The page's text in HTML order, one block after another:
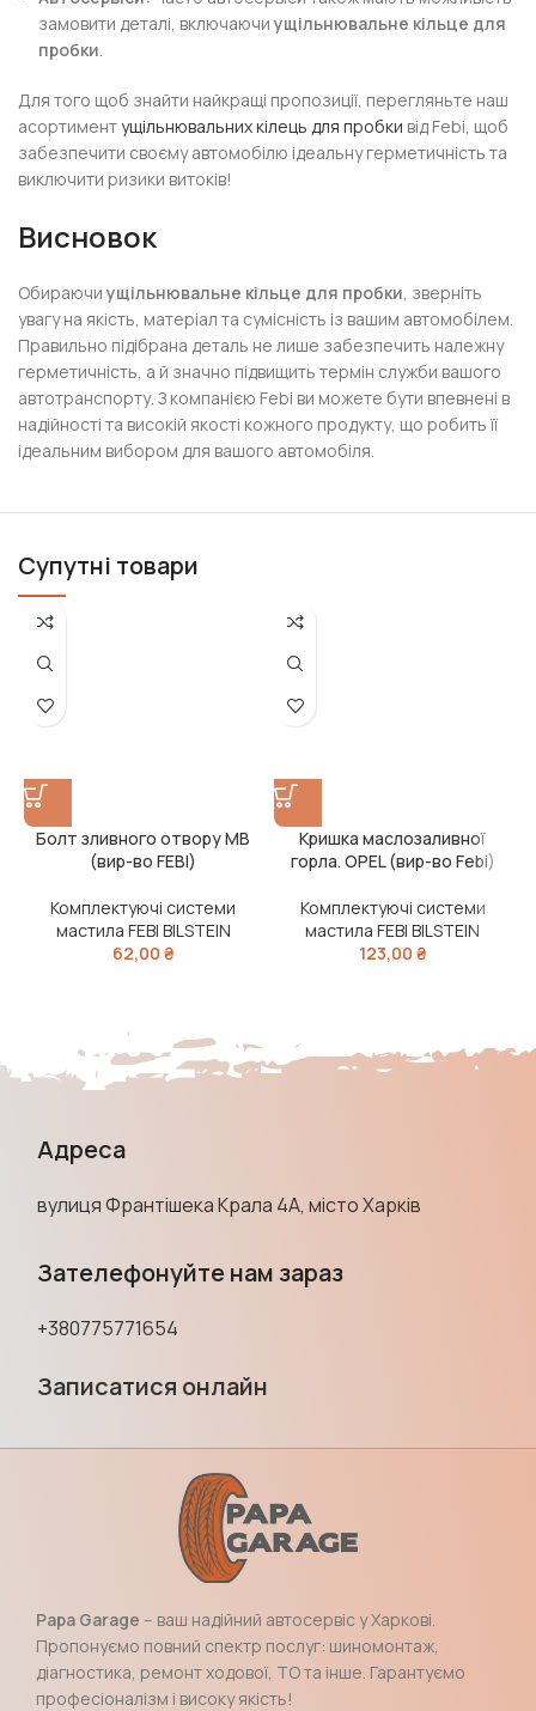
замовити деталі, включаючиущільнювальне кільце для
пробки.
Для того щоб знайти найкращі пропозиції, перегляньте наш
асортимент ущільнювальних кілець для пробки від Febi, щоб
забезпечити своєму автомобілю ідеальну герметичність та
виключити ризики витоків!
Висновок
Обираючиущільнювальне кільце для пробки, зверніть
увагу на якість, матеріал та сумісність із вашим автомобілем.
Правильно підібрана деталь не лише забезпечить належну
герметичність, а й значно підвищить термін служби вашого
автотранспорту. З компанією Febi ви можете бути впевнені в
надійності та високій якості кожного продукту, що робить її
ідеальним вибором для вашого автомобіля.
Супутні товари
Болт зливного отвору МВ
(вир-во FEBI)
Комплектуючі системи
мастила FEBI BILSTEIN
62,00 ₴
Кришка маслозаливної
горла. OPEL (вир-во Febi)
Комплектуючі системи
мастила FEBI BILSTEIN
123,00 ₴
Адреса
вулиця Франтішека Крала 4А, місто Харків
Зателефонуйте нам зараз
+380775771654
Записатися онлайн
Papa Garage – ваш надійний автосервіс у Харкові.
Пропонуємо повний спектр послуг: шиномонтаж,
діагностика, ремонт ходової, ТО та інше. Гарантуємо
професіоналізм і високу якість!